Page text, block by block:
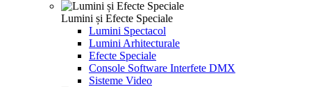
Lumini și Efecte Speciale
Lumini Spectacol
Lumini Arhitecturale
Efecte Speciale
Console Software Interfete DMX
Sisteme Video